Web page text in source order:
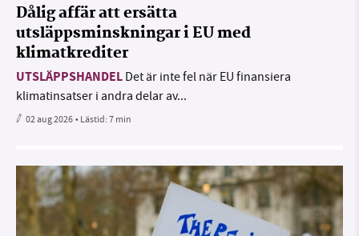
Dålig affär att ersätta
utsläppsminskningar i EU med
klimatkrediter
UTSLÄPPSHANDEL Det är inte fel när EU finansiera
klimatinsatser i andra delar av...
02 aug 2026• Lästid:7 min